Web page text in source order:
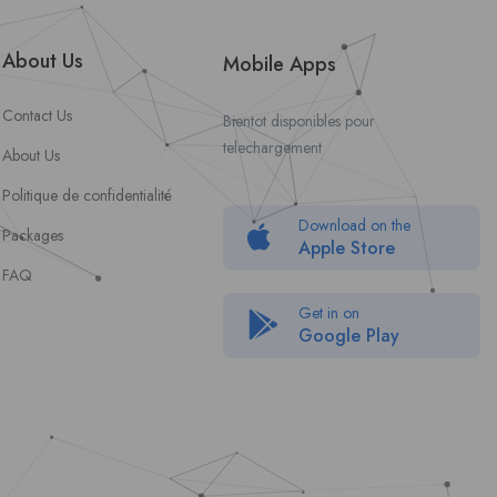
About Us
Contact Us
About Us
Politique de confidentialité
Packages
FAQ
Mobile Apps
Bientot disponibles pour
telechargement
Download on the
Apple Store
Get in on
Google Play